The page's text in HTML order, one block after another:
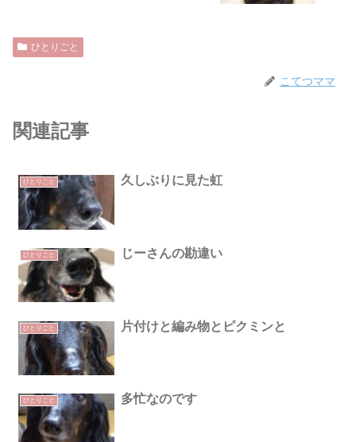
ひとりごと
こてつママ
関連記事
ひとりごと 久しぶりに見た虹
ひとりごと じーさんの勘違い
ひとりごと 片付けと編み物とピクミンと
ひとりごと 多忙なのです